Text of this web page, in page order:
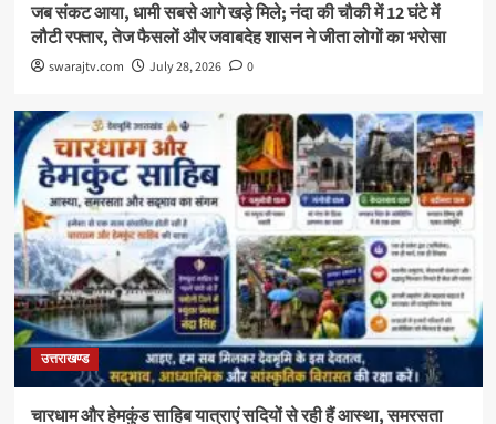
जब संकट आया, धामी सबसे आगे खड़े मिले; नंदा की चौकी में 12 घंटे में
लौटी रफ्तार, तेज फैसलों और जवाबदेह शासन ने जीता लोगों का भरोसा
swarajtv.com July 28, 2026 0
उत्तराखण्ड
चारधाम और हेमकुंड साहिब यात्राएं सदियों से रही हैं आस्था, समरसता